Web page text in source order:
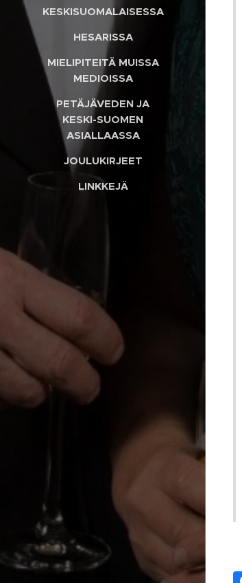
KESKISUOMALAISESSA
HESARISSA
MIELIPITEITÄ MUISSA
MEDIOISSA
PETÄJÄVEDEN JA
KESKI-SUOMEN
ASIALLAASSA
JOULUKIRJEET
LINKKEJÄ